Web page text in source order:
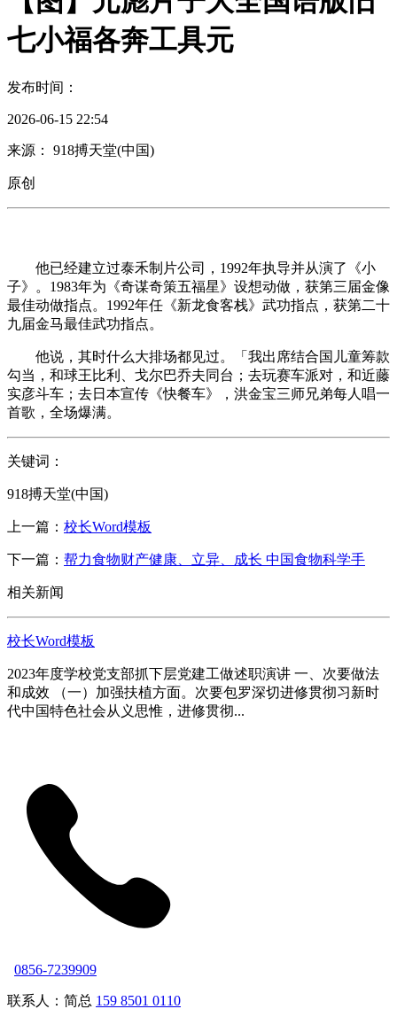
七小福各奔工具元
发布时间：
2026-06-15 22:54
来源： 918搏天堂(中国)
原创
他已经建立过泰禾制片公司，1992年执导并从演了《小
子》。1983年为《奇谋奇策五福星》设想动做，获第三届金像
最佳动做指点。1992年任《新龙食客栈》武功指点，获第二十
九届金马最佳武功指点。
他说，其时什么大排场都见过。「我出席结合国儿童筹款
勾当，和球王比利、戈尔巴乔夫同台；去玩赛车派对，和近藤
实彦斗车；去日本宣传《快餐车》，洪金宝三师兄弟每人唱一
首歌，全场爆满。
关键词：
918搏天堂(中国)
上一篇： 校长Word模板
下一篇： 帮力食物财产健康、立异、成长 中国食物科学手
相关新闻
校长Word模板
2023年度学校党支部抓下层党建工做述职演讲 一、次要做法
和成效 （一）加强扶植方面。次要包罗深切进修贯彻习新时
代中国特色社会从义思惟，进修贯彻...
0856-7239909
联系人：简总 159 8501 0110